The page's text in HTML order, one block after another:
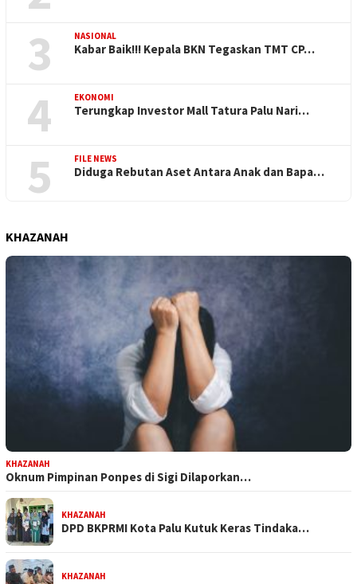
3 NASIONAL
Kabar Baik!!! Kepala BKN Tegaskan TMT CP…
4 EKONOMI
Terungkap Investor Mall Tatura Palu Nari…
5 FILE NEWS
Diduga Rebutan Aset Antara Anak dan Bapa…
KHAZANAH
KHAZANAH
Oknum Pimpinan Ponpes di Sigi Dilaporkan…
KHAZANAH
DPD BKPRMI Kota Palu Kutuk Keras Tindaka…
KHAZANAH